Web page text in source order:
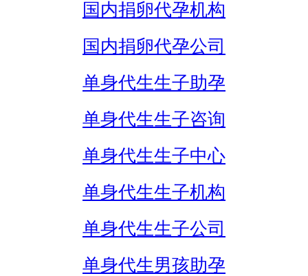
国内捐卵代孕机构
国内捐卵代孕公司
单身代生生子助孕
单身代生生子咨询
单身代生生子中心
单身代生生子机构
单身代生生子公司
单身代生男孩助孕